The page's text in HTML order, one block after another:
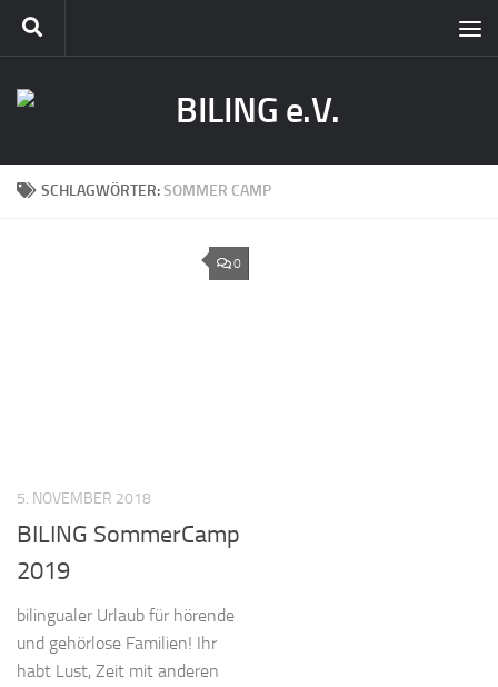
SCHLAGWÖRTER:SOMMER CAMP
0
5. NOVEMBER 2018
BILING SommerCamp
2019
bilingualer Urlaub für hörende
und gehörlose Familien! Ihr
habt Lust, Zeit mit anderen